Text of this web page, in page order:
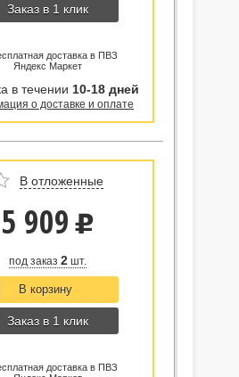
Заказ в 1 клик
доставка в ПВЗ
Яндекс Маркет
в течении 10-18 дней
о доставке и оплате
В отложенные
5 909 u
под заказ 2шт.
Заказ в 1 клик
доставка в ПВЗ